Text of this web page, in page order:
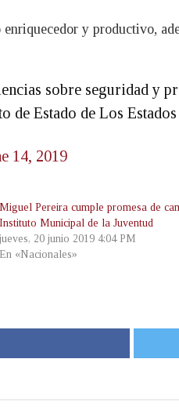
y productivo,
sobre seguridad y
de Estado de Los
14, 2019
Miguel Pereira cumple promesa de
Instituto Municipal de la Juventud
jueves, 20 junio 2019 4:04 PM
En «Nacionales»